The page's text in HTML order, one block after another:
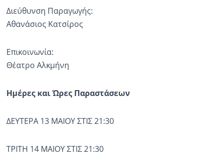
Διεύθυνση Παραγωγής:
Αθανάσιος Κατσίρος
Επικοινωνία:
Θέατρο Αλκμήνη
Ημέρες και Ώρες Παραστάσεων
ΔΕΥΤΕΡΑ 13 ΜΑΙΟΥ ΣΤΙΣ 21:30
ΤΡΙΤΗ 14 ΜΑΙΟΥ ΣΤΙΣ 21:30